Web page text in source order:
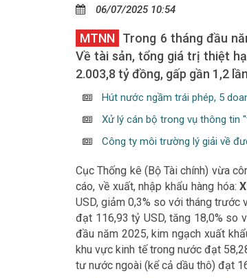
06/07/2025 10:54
MTNN Trong 6 tháng đầu
Về tài sản, tổng giá trị thiệt
2.003,8 tỷ đồng, gấp gần 1,2
Hút nước ngầm trái phép, 5
Xử lý cán bộ trong vụ thông tin
Công ty môi trường lý giải về
Cục Thống kê (Bộ Tài chính) vừa
cáo, về xuất, nhập khẩu hàng hóa:
USD, giảm 0,3% so với tháng
đạt 116,93 tỷ USD, tăng 18,0% so
đầu năm 2025, kim ngạch xuất
khu vực kinh tế trong nước đạt
tư nước ngoài (kể cả dầu thô) đạt